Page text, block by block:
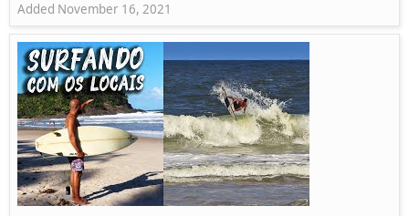
Added November 16, 2021